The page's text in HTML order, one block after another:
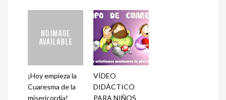
¡Hoy empieza la
Cuaresma de la
misericordia!
VÍDEO
DIDÁCTICO
PARA NIÑOS